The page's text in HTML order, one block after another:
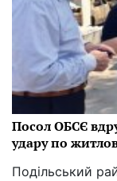
Посол ОБСЄ
удару по
Подільський